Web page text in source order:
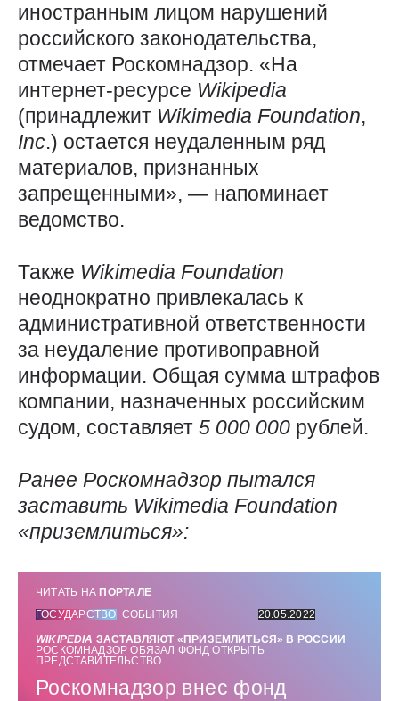
иностранным лицом нарушений
российского законодательства,
отмечает Роскомнадзор. «На
интернет-ресурсе Wikipedia
(принадлежит Wikimedia Foundation,
Inc.) остается неудаленным ряд
материалов, признанных
запрещенными», — напоминает
ведомство.
Также Wikimedia Foundation
неоднократно привлекалась к
административной ответственности
за неудаление противоправной
информации. Общая сумма штрафов
компании, назначенных российским
судом, составляет 5 000 000 рублей.
Ранее Роскомнадзор пытался
заставить Wikimedia Foundation
«приземлиться»:
ЧИТАТЬ НА ПОРТАЛЕ
ГОСУДАРСТВО СОБЫТИЯ
20.05.2022
WIKIPEDIA ЗАСТАВЛЯЮТ «ПРИЗЕМЛИТЬСЯ» В РОССИИ
РОСКОМНАДЗОР ОБЯЗАЛ ФОНД ОТКРЫТЬ
ПРЕДСТАВИТЕЛЬСТВО
Роскомнадзор внес фонд